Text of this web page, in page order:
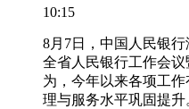
10:15
8月7日，中国人民银
全省人民银行工作会
为，今年以来各项工
理与服务水平巩固提